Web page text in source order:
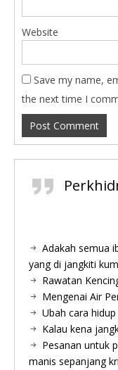
Website
Save my name,
the next time I
Adakah semua
yang di jangkiti
Rawatan
Mengenai Air
Ubah cara
Kalau kena
Pesanan untuk
manis sepanjang